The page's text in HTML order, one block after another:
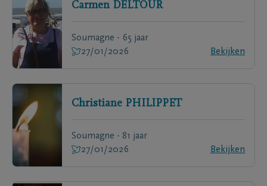
Carmen DELTOUR
Soumagne - 65 jaar
27/01/2026
Bekijken
Christiane PHILIPPET
Soumagne - 81 jaar
27/01/2026
Bekijken